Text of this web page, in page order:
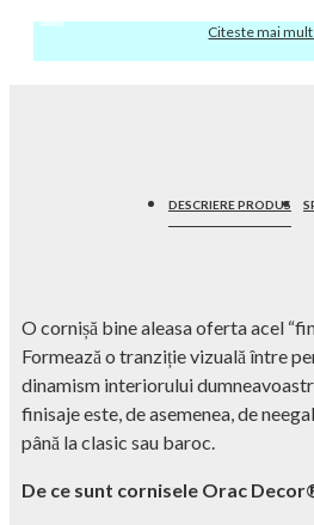
Citeste mai
DESCRIERE PRODUS
O cornișă bine aleasa oferta acel
Formează o tranziție vizuală între
dinamism interiorului
finisaje este, de asemenea, de
până la clasic sau baroc.
De ce sunt cornisele Orac